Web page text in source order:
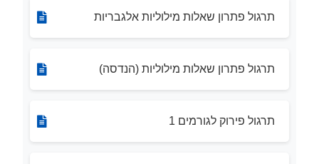
תרגול פתרון שאלות מילוליות אלגבריות
תרגול פתרון שאלות מילוליות (הנדסה)
תרגול פירוק לגורמים 1